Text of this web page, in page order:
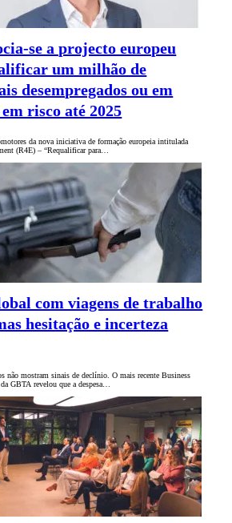
se a projecto europeu
um milhão de
desempregados ou em
risco até 2025
da nova iniciativa de formação europeia intitulada
(R4E) – “Requalificar para…
com viagens de trabalho
hesitação e incerteza
não mostram sinais de declínio. O mais recente Business
GBTA revelou que a despesa…